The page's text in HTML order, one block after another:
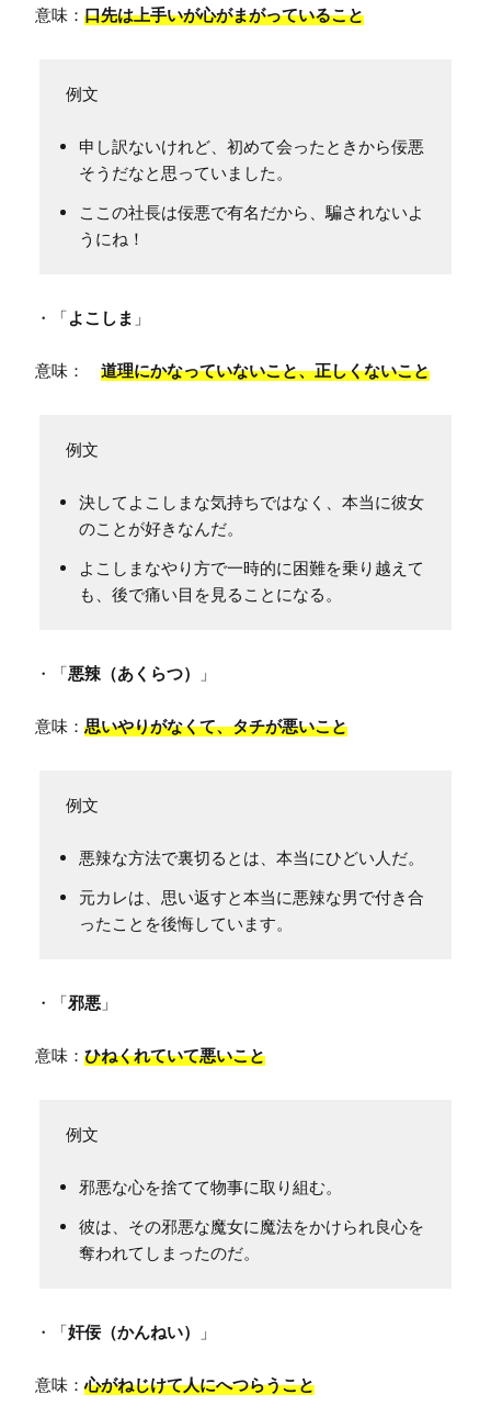
意味： 口先は上手いが心がまがっていること
申し訳ないけれど、初めて会ったときから佞悪
そうだなと思っていました。
ここの社長は佞悪で有名だから、騙されないよ
うにね！
・「よこしま 」
意味： 道理にかなっていないこと、正しくないこと
決してよこしまな気持ちではなく、本当に彼女
のことが好きなんだ。
よこしまなやり方で一時的に困難を乗り越えて
も、後で痛い目を見ることになる。
・「悪辣（あくらつ） 」
意味： 思いやりがなくて、タチが悪いこと
悪辣な方法で裏切るとは、本当にひどい人だ。
元カレは、思い返すと本当に悪辣な男で付き合
ったことを後悔しています。
・「邪悪 」
意味： ひねくれていて悪いこと
邪悪な心を捨てて物事に取り組む。
彼は、その邪悪な魔女に魔法をかけられ良心を
奪われてしまったのだ。
・「奸佞（かんねい） 」
意味：心がねじけて人にへつらうこと